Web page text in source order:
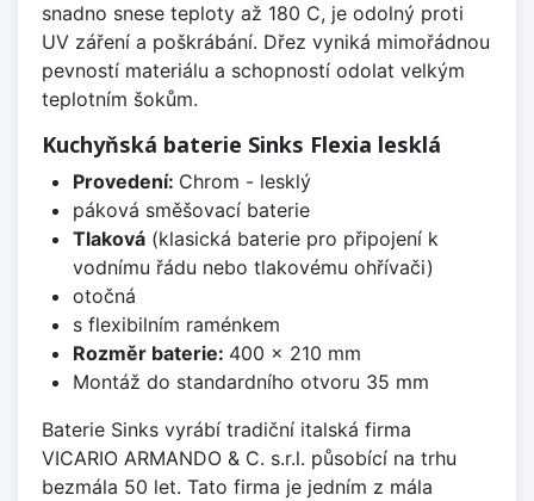
snadno snese teploty až 180 C, je odolný proti
UV záření a poškrábání. Dřez vyniká mimořádnou
pevností materiálu a schopností odolat velkým
teplotním šokům.
Kuchyňská baterie Sinks Flexia lesklá
Provedení: Chrom - lesklý
páková směšovací baterie
Tlaková(klasická baterie pro připojení k
vodnímu řádu nebo tlakovému ohřívači)
otočná
s flexibilním raménkem
Rozměr baterie: 400 x 210 mm
Montáž do standardního otvoru 35 mm
Baterie Sinks vyrábí tradiční italská firma
VICARIO ARMANDO & C. s.r.l. působící na trhu
bezmála 50 let. Tato firma je jedním z mála